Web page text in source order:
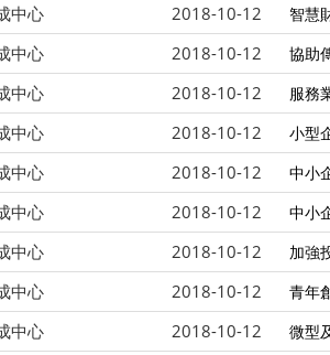
中心 2018-10-12 智慧
中心
2018-10-12 協助
中心
2018-10-12 服務
中心
2018-10-12 小型
中心
2018-10-12 中小
中心
2018-10-12 中小
中心
2018-10-12 加強
中心
2018-10-12 青年
中心
2018-10-12 微型